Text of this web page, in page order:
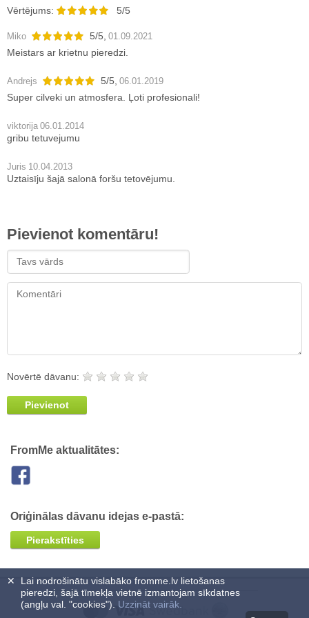
Vērtējums: 5/5
Miko 5/5 01.09.2021
Meistars ar krietnu pieredzi.
Andrejs 5/5 06.01.2019
Super cilveki un atmosfera. Ļoti profesionali!
viktorija 06.01.2014
gribu tetuvejumu
Juris 10.04.2013
Uztaisīju šajā salonā foršu tetovējumu.
Pievienot komentāru!
Novērtē dāvanu:
Pievienot
FromMe aktualitātes:
Oriģinālas dāvanu idejas e-pastā:
Pierakstīties
Lai nodrošinātu vislabāko fromme.lv lietošanas
pieredzi, šajā tīmekļa vietnē izmantojam sīkdatnes
(angļu val. "cookies"). Uzzināt vairāk.
✕